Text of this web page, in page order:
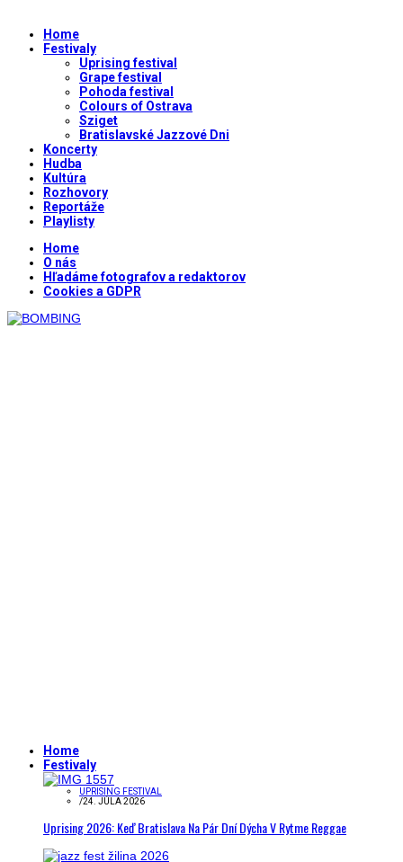
Home
Festivaly
Uprising festival
Grape festival
Pohoda festival
Colours of Ostrava
Sziget
Bratislavské Jazzové Dni
Koncerty
Hudba
Kultúra
Rozhovory
Reportáže
Playlisty
Home
O nás
Hľadáme fotografov a redaktorov
Cookies a GDPR
Home
Festivaly
UPRISING FESTIVAL
/24. JÚLA 2026
Uprising 2026: Keď Bratislava Na Pár Dní Dýcha V Rytme Reggae